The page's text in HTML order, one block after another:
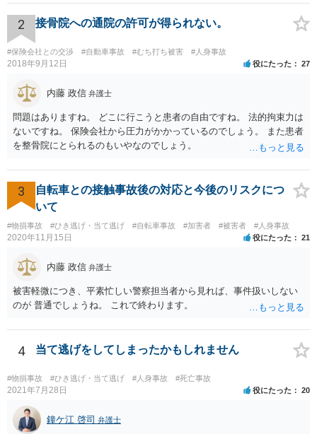
加害者に対する処罰感情など尋ねられるはずですので、率直にお答え
になるとよいと思います。
2 接骨院への通院の許可が得られない。
#保険会社との交渉 #自動車事故 #むち打ち被害 #人身事故
2018年9月12日 役にたった 27
内藤 政信 弁護士
問題はありますね。 どこに行こうと患者の自由ですね。 法的拘束力は
ないですね。 保険会社から圧力がかかっているのでしょう。 また患者
を整骨院にとられるのもいやなのでしょう。
3
自転車との接触事故後の対応と今後のリスクにつ
いて
#物損事故 #ひき逃げ・当て逃げ #自転車事故 #加害者 #被害者 #人身事故
2020年11月15日 役にたった 21
内藤 政信 弁護士
被害軽微につき、平素忙しい警察担当者から見れば、事件扱いしない
のが 普通でしょうね。 これで終わります。
4 当て逃げをしてしまったかもしれません
#物損事故 #ひき逃げ・当て逃げ #人身事故 #死亡事故
2021年7月28日 役にたった 20
鐘ケ江 啓司 弁護士